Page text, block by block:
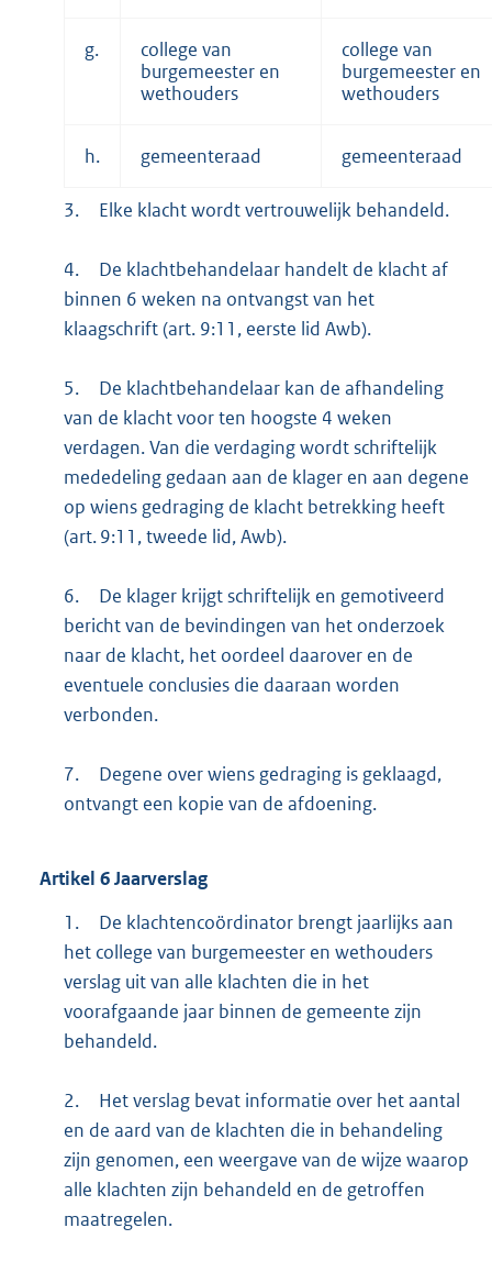
g.
college van
burgemeester en
wethouders
college van
burgemeester en
wethouders
h. gemeenteraad gemeenteraad
3. Elke klacht wordt vertrouwelijk behandeld.
4.
De klachtbehandelaar handelt de klacht af
binnen 6 weken na ontvangst van het
klaagschrift (art. 9:11, eerste lid Awb).
5.
De klachtbehandelaar kan de afhandeling
van de klacht voor ten hoogste 4 weken
verdagen. Van die verdaging wordt schriftelijk
mededeling gedaan aan de klager en aan degene
op wiens gedraging de klacht betrekking heeft
(art. 9:11, tweede lid, Awb).
6.
De klager krijgt schriftelijk en gemotiveerd
bericht van de bevindingen van het onderzoek
naar de klacht, het oordeel daarover en de
eventuele conclusies die daaraan worden
verbonden.
7.
Degene over wiens gedraging is geklaagd,
ontvangt een kopie van de afdoening.
Artikel 6Jaarverslag
1.
De klachtencoördinator brengt jaarlijks aan
het college van burgemeester en wethouders
verslag uit van alle klachten die in het
voorafgaande jaar binnen de gemeente zijn
behandeld.
2.
Het verslag bevat informatie over het aantal
en de aard van de klachten die in behandeling
zijn genomen, een weergave van de wijze waarop
alle klachten zijn behandeld en de getroffen
maatregelen.